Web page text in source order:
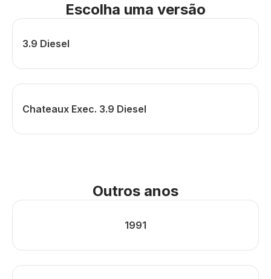
Escolha uma versão
3.9 Diesel
Chateaux Exec. 3.9 Diesel
Outros anos
1991